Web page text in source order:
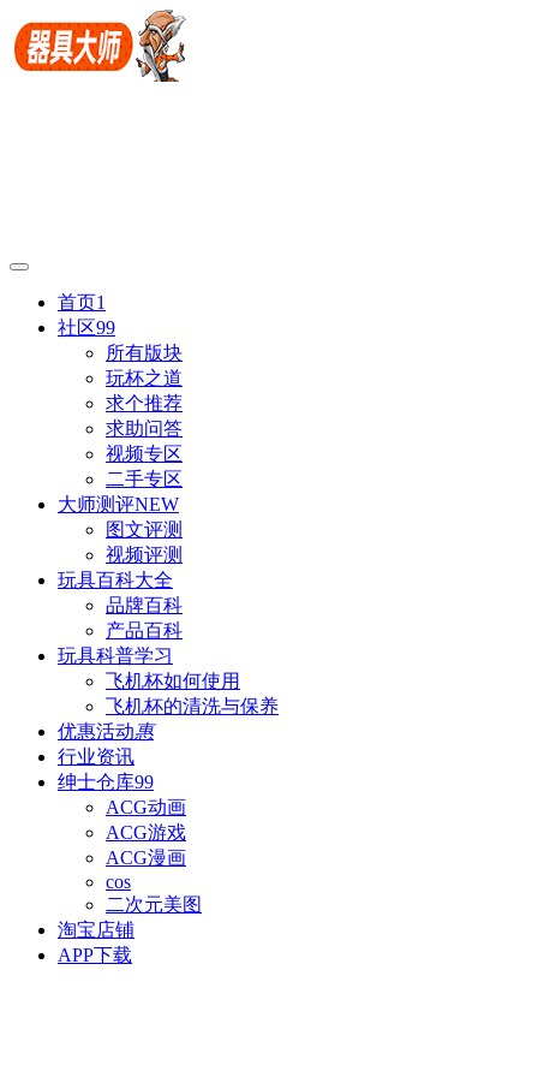
首页1
社区99
所有版块
玩杯之道
求个推荐
求助问答
视频专区
二手专区
大师测评NEW
图文评测
视频评测
玩具百科大全
品牌百科
产品百科
玩具科普学习
飞机杯如何使用
飞机杯的清洗与保养
优惠活动惠
行业资讯
绅士仓库99
ACG动画
ACG游戏
ACG漫画
cos
二次元美图
淘宝店铺
APP下载